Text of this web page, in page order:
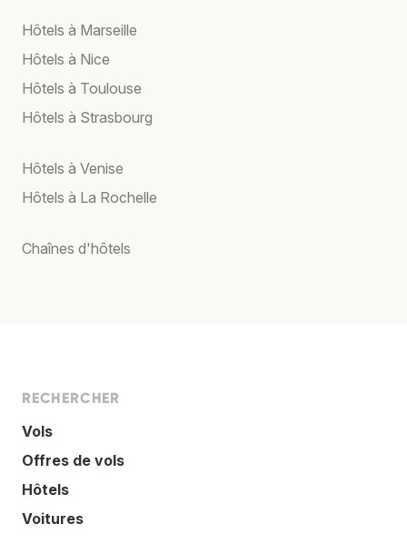
Hôtels à Marseille
Hôtels à Nice
Hôtels à Toulouse
Hôtels à Strasbourg
Hôtels à Venise
Hôtels à La Rochelle
Chaînes d'hôtels
RECHERCHER
Vols
Offres de vols
Hôtels
Voitures